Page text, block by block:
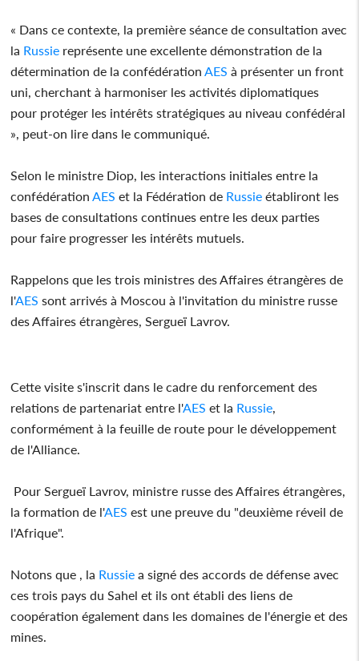
« Dans ce contexte, la première séance de consultation avec
la Russie représente une excellente démonstration de la
détermination de la confédération AES à présenter un front
uni, cherchant à harmoniser les activités diplomatiques
pour protéger les intérêts stratégiques au niveau confédéral
», peut-on lire dans le communiqué.
Selon le ministre Diop, les interactions initiales entre la
confédération AES et la Fédération de Russie établiront les
bases de consultations continues entre les deux parties
pour faire progresser les intérêts mutuels.
Rappelons que les trois ministres des Affaires étrangères de
l'AES sont arrivés à Moscou à l'invitation du ministre russe
des Affaires étrangères, Sergueï Lavrov.
Cette visite s'inscrit dans le cadre du renforcement des
relations de partenariat entre l'AES et la Russie
conformément à la feuille de route pour le développement
de l'Alliance.
Pour Sergueï Lavrov, ministre russe des Affaires étrangères,
la formation de l'AES est une preuve du "deuxième réveil de
l'Afrique".
Notons que , la Russie a signé des accords de défense avec
ces trois pays du Sahel et ils ont établi des liens de
coopération également dans les domaines de l'énergie et des
mines.